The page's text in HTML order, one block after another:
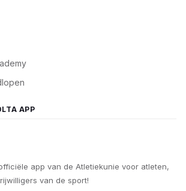
APP
app van de Atletiekunie voor atleten,
van de sport!